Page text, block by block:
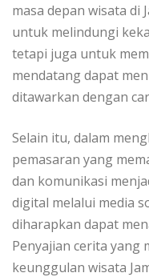
masa depan wisata di
untuk melindungi
tetapi juga untuk
mendatang dapat
ditawarkan dengan
Selain itu, dalam
pemasaran yang
dan komunikasi
digital melalui media
diharapkan dapat
Penyajian cerita yang
keunggulan wisata